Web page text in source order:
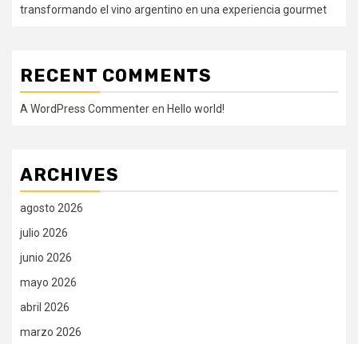
transformando el vino argentino en una experiencia gourmet
RECENT COMMENTS
A WordPress Commenteren Hello world!
ARCHIVES
agosto 2026
julio 2026
junio 2026
mayo 2026
abril 2026
marzo 2026